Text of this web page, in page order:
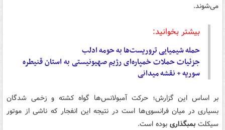
می‌شوند.
بیشتر بخوانید:
حمله شیمیایی تروریست‌ها به حومه ادلب
جزئیات حملات خمپاره‌ای رژیم صهیونیستی به استان قنیطره
سوریه + نقشه میدانی
بر اساس این گزارش؛ حرکت آمبولانس‌ها گواه کشته و زخمی شدگان
بسیاری در میان فرانسوی‌ها است در نتیجه این انفجار که ناشی از موتور
سیکلت بمبگذاری بوده است.